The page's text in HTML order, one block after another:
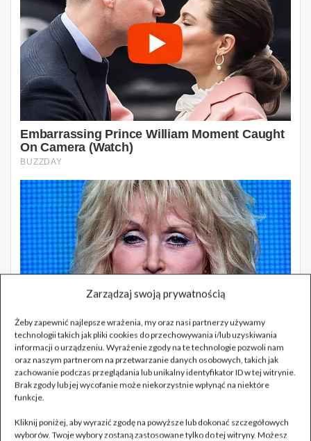
Zarządzaj swoją prywatnością
Żeby zapewnić najlepsze wrażenia, my oraz nasi partnerzy używamy
technologii takich jak pliki cookies do przechowywania i/lub uzyskiwania
informacji o urządzeniu. Wyrażenie zgody na te technologie pozwoli nam
oraz naszym partnerom na przetwarzanie danych osobowych, takich jak
zachowanie podczas przeglądania lub unikalny identyfikator ID w tej witrynie.
Brak zgody lub jej wycofanie może niekorzystnie wpłynąć na niektóre
funkcje.
Kliknij poniżej, aby wyrazić zgodę na powyższe lub dokonać szczegółowych
wyborów. Twoje wybory zostaną zastosowane tylko do tej witryny. Możesz